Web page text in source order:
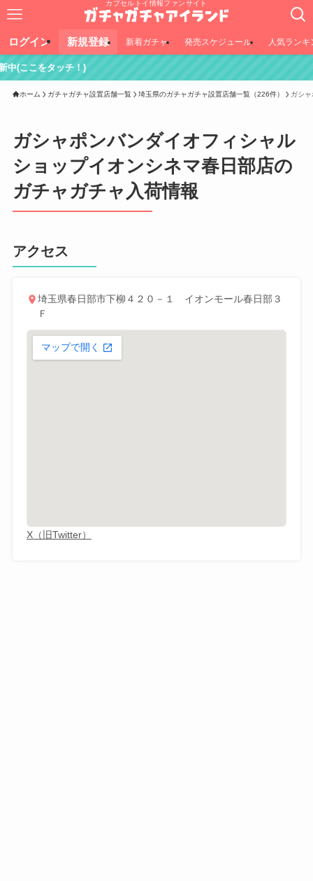
カプセルトイ情報ファンサイト
ログイン 新規登録 新着ガチャ 発売スケジュール 人気ランキ
チ！)
ホーム ガチャガチャ設置店舗一覧 埼玉県のガチャガチャ設置店舗一覧（226件） ガシ
ガシャポンバンダイオフィシャル
ショップイオンシネマ春日部店の
ガチャガチャ入荷情報
アクセス
埼玉県春日部市下柳４２０－１ イオンモール春日部３
Ｆ
X（旧Twitter）